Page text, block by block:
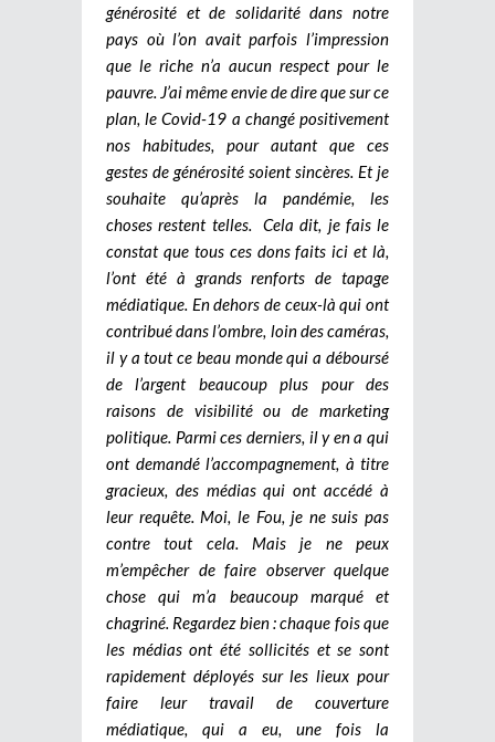
générosité et de solidarité dans notre
pays où l’on avait parfois l’impression
que le riche n’a aucun respect pour le
pauvre. J’ai même envie de dire que sur ce
plan, le Covid-19 a changé positivement
nos habitudes, pour autant que ces
gestes de générosité soient sincères. Et je
souhaite qu’après la pandémie, les
choses restent telles. Cela dit, je fais le
constat que tous ces dons faits ici et là,
l’ont été à grands renforts de tapage
médiatique. En dehors de ceux-là qui ont
contribué dans l’ombre, loin des caméras,
il y a tout ce beau monde qui a déboursé
de l’argent beaucoup plus pour des
raisons de visibilité ou de marketing
politique. Parmi ces derniers, il y en a qui
ont demandé l’accompagnement, à titre
gracieux, des médias qui ont accédé à
leur requête. Moi, le Fou, je ne suis pas
contre tout cela. Mais je ne peux
m’empêcher de faire observer quelque
chose qui m’a beaucoup marqué et
chagriné. Regardez bien : chaque fois que
les médias ont été sollicités et se sont
rapidement déployés sur les lieux pour
faire leur travail de couverture
médiatique, qui a eu, une fois la